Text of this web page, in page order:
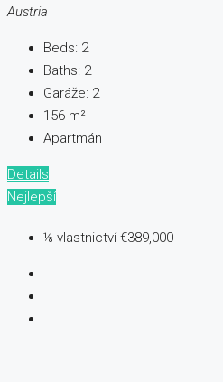
Austria
Beds: 2
Baths: 2
Garáže: 2
156 m²
Apartmán
Details
Nejlepší
⅛ vlastnictví€389,000